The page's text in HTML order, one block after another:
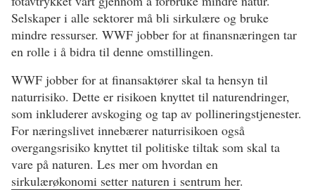
Selskaper i alle sektorer må bli sirkulære og bruke
mindre ressurser. WWF jobber for at finansnæringen tar
en rolle i å bidra til denne omstillingen.
WWF jobber for at finansaktører skal ta hensyn til
naturrisiko. Dette er risikoen knyttet til naturendringer,
som inkluderer avskoging og tap av pollineringstjenester.
For næringslivet innebærer naturrisikoen også
overgangsrisiko knyttet til politiske tiltak som skal ta
vare på naturen. Les mer om hvordan en
sirkulærøkonomi setter naturen i sentrum her.